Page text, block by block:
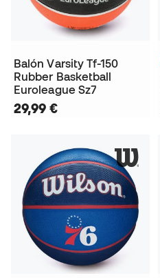
Balón Varsity Tf-150
Rubber Basketball
Euroleague Sz7
29,99 €